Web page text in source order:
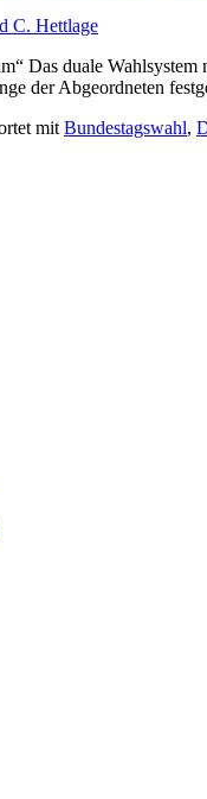
C. Hettlage
Das duale
der Abgeordneten
mit Bundestagswahl,